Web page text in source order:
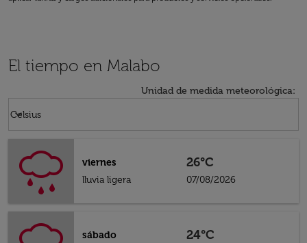
El tiempo en Malabo
Unidad de medida meteorológica:
Celsius
keyboard_arrow_down
viernes
lluvia ligera
26°C
07/08/2026
sábado
24°C